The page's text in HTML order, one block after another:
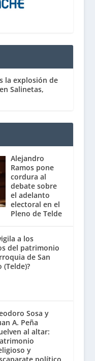
la explosión de
Salinetas,
Alejandro
Ramos pone
cordura al
debate sobre
el adelanto
electoral en el
Pleno de Telde
a los
del patrimonio
de San
(Telde)?
Sosa y
A. Peña
al altar:
y